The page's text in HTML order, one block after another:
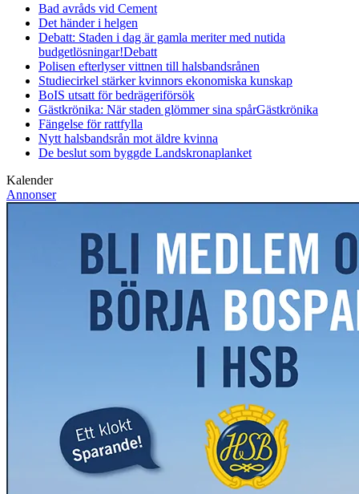
Bad avråds vid Cement
Det händer i helgen
Debatt: Staden i dag är gamla meriter med nutida
budgetlösningar!Debatt
Polisen efterlyser vittnen till halsbandsrånen
Studiecirkel stärker kvinnors ekonomiska kunskap
BoIS utsatt för bedrägeriförsök
Gästkrönika: När staden glömmer sina spårGästkrönika
Fängelse för rattfylla
Nytt halsbandsrån mot äldre kvinna
De beslut som byggde Landskronaplanket
Kalender
Annonser